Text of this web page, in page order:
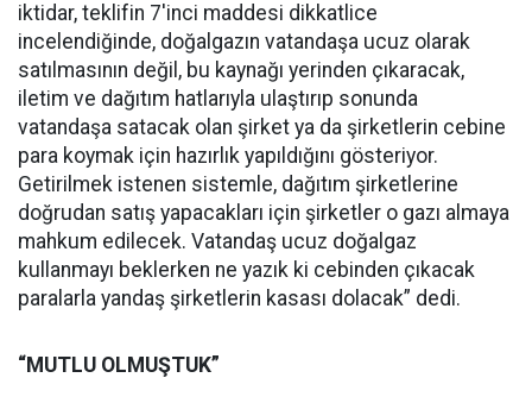
iktidar, teklifin 7'inci maddesi dikkatlice
incelendiğinde, doğalgazın vatandaşa ucuz olarak
satılmasının değil, bu kaynağı yerinden çıkaracak,
iletim ve dağıtım hatlarıyla ulaştırıp sonunda
vatandaşa satacak olan şirket ya da şirketlerin cebine
para koymak için hazırlık yapıldığını gösteriyor.
Getirilmek istenen sistemle, dağıtım şirketlerine
doğrudan satış yapacakları için şirketler o gazı almaya
mahkum edilecek. Vatandaş ucuz doğalgaz
kullanmayı beklerken ne yazık ki cebinden çıkacak
paralarla yandaş şirketlerin kasası dolacak” dedi.
“MUTLU OLMUŞTUK”